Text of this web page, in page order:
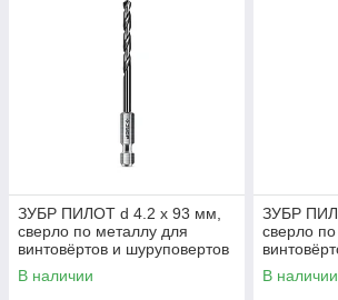
ЗУБР ПИЛОТ d 4.2 х 93 мм,
сверло по металлу для
винтовёртов и шуруповертов
IMPACT READY
Профессионал
В наличии
ЗУБР
сверло
IMPACT
В наличии